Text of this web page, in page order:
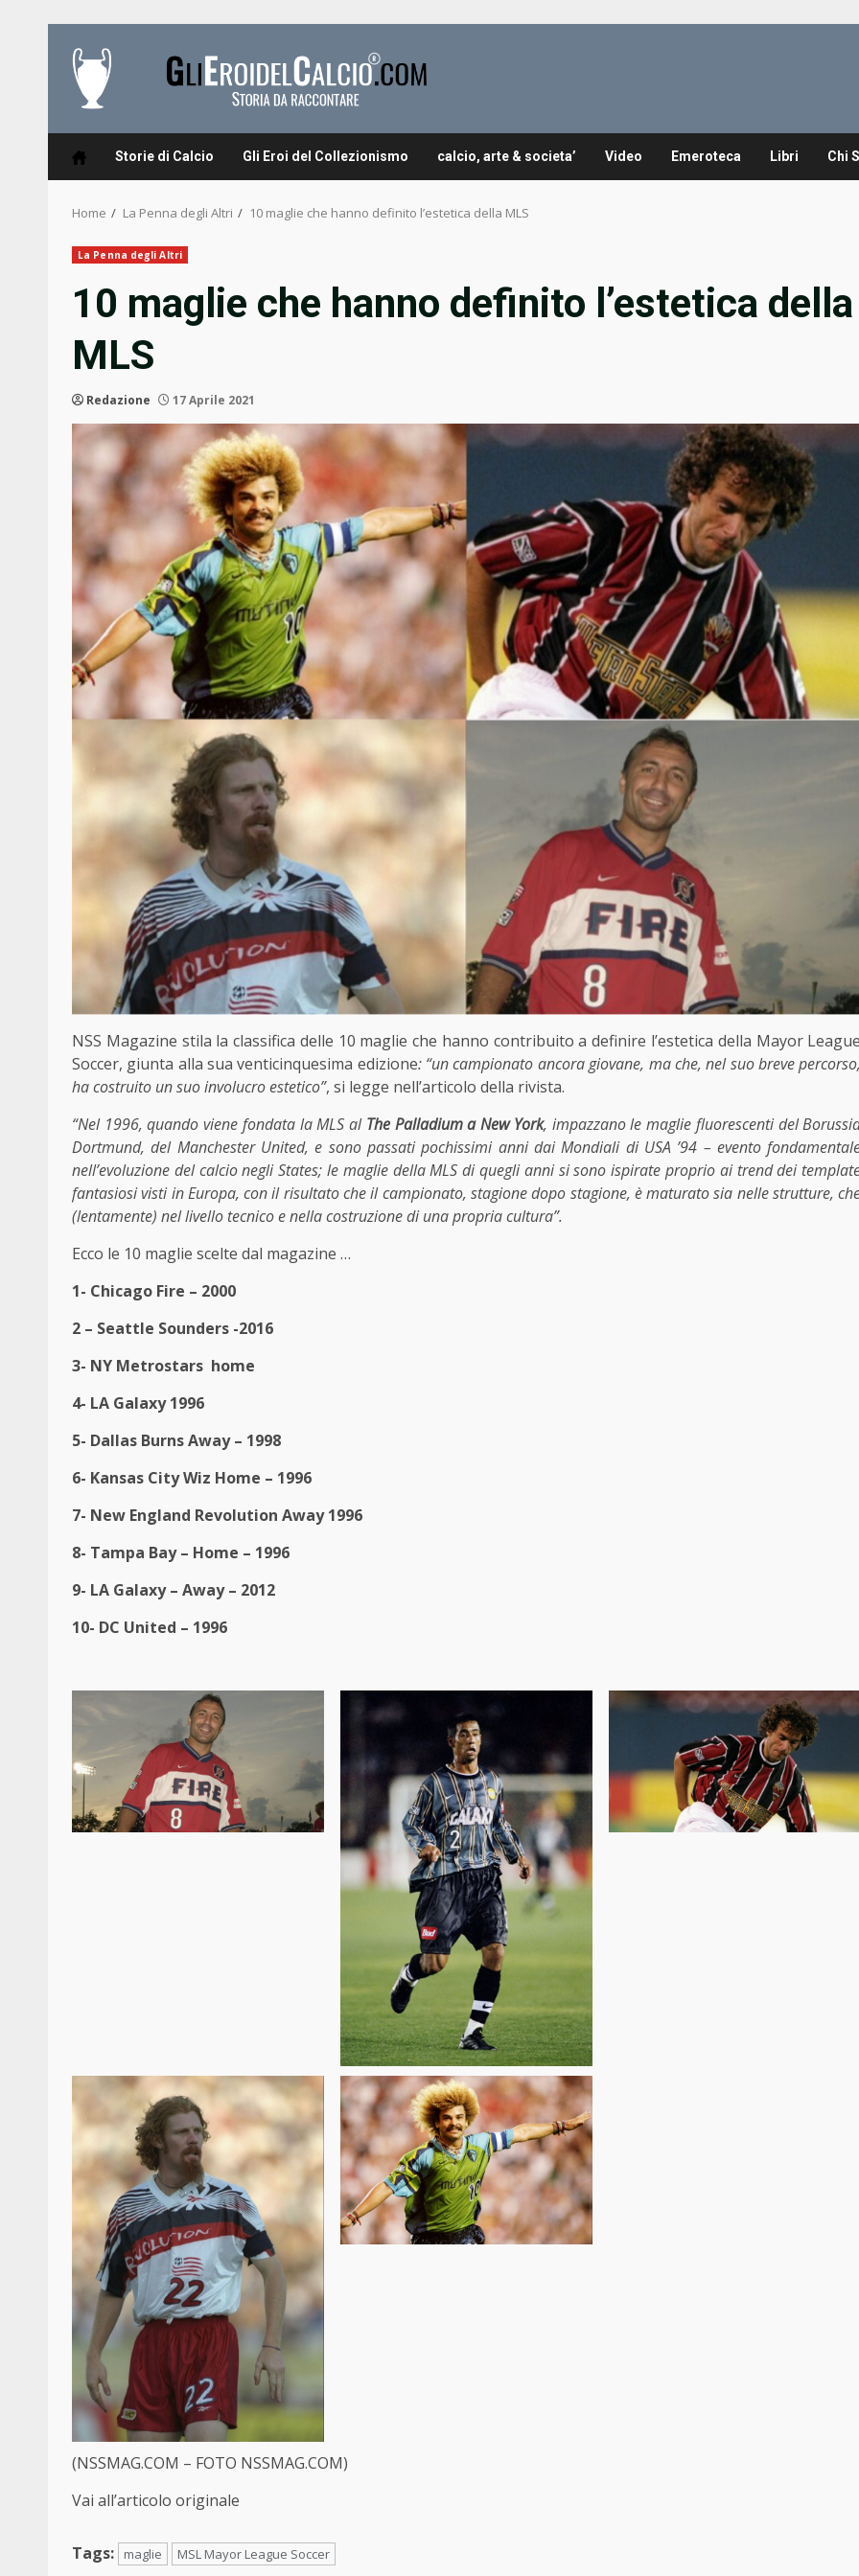
content
Storie di Calcio Gli Eroi del Collezionismo calcio, arte & societa’ Video Emeroteca Libri Chi
Home La Penna degli Altri 10 maglie che hanno definito l’estetica della MLS
La Penna degli Altri
10 maglie che hanno definito l’estetica della
MLS
Redazione 17 Aprile 2021
NSS Magazine stila la classifica delle 10 maglie che hanno contribuito a definire l’estetica della Mayor League
Soccer, giunta alla sua venticinquesima edizione: “un campionato ancora giovane, ma che, nel suo breve percorso,
ha costruito un suo involucro estetico”, si legge nell’articolo della rivista.
“Nel 1996, quando viene fondata la MLS al The Palladium a New York, impazzano le maglie fluorescenti del
Dortmund, del Manchester United, e sono passati pochissimi anni dai Mondiali di USA ’94 – evento
nell’evoluzione del calcio negli States; le maglie della MLS di quegli anni si sono ispirate proprio ai trend dei
fantasiosi visti in Europa, con il risultato che il campionato, stagione dopo stagione, è maturato sia nelle strutture,
(lentamente) nel livello tecnico e nella costruzione di una propria cultura”.
Ecco le 10 maglie scelte dal magazine …
1- Chicago Fire – 2000
2 – Seattle Sounders -2016
3- NY Metrostars home
4- LA Galaxy 1996
5- Dallas Burns Away – 1998
6- Kansas City Wiz Home – 1996
7- New England Revolution Away 1996
8- Tampa Bay – Home – 1996
9- LA Galaxy – Away – 2012
10- DC United – 1996
(NSSMAG.COM – FOTO NSSMAG.COM)
Vai all’articolo originale
Tags: maglie MSL Mayor League Soccer